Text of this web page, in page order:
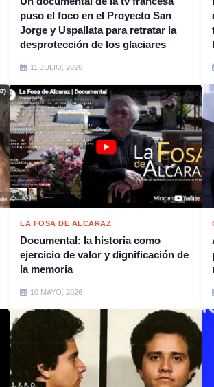
puso el foco en el Proyecto San
Jorge y Uspallata para retratar la
desprotección de los glaciares
11 JULIO, 2026
LA FOSA DE ALCARAZ
Documental: la historia como
ejercicio de valor y dignificación de
la memoria
10 MAYO, 2026